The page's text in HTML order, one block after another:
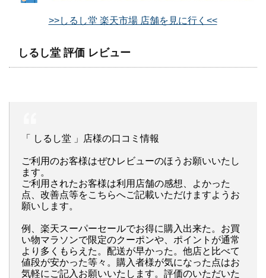
>>しるし堂 楽天市場 店舗を見に行く<<
しるし堂 評価 レビュー
「 しるし堂 」店様の口コミ情報
ご利用のお客様はぜひレビューのほうお願いいたし
ます。
ご利用されたお客様は利用店舗の感想、よかった
点、改善点等をこちらへご記載いただけますようお
願いします。
例、楽天スーパーセールでお得に購入出来た。お買
い物マラソンで限定のクーポンや、ポイントが通常
より多くもらえた。配送が早かった。他店と比べて
値段が安かった等々。購入者様が気になった点はお
気軽にご記入お願いいたします。評価のいただいた